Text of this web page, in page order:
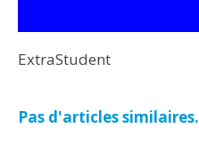
ExtraStudent
Pas d'articles similaires.